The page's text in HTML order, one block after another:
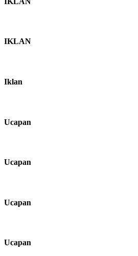
IKLAN
Iklan
Ucapan
Ucapan
Ucapan
Ucapan